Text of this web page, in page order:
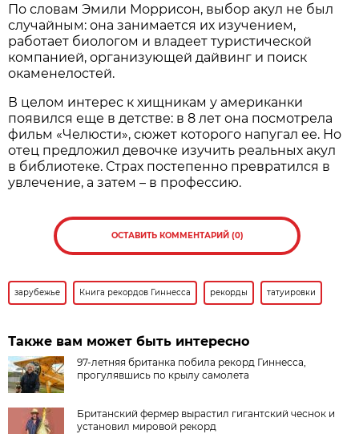
По словам Эмили Моррисон, выбор акул не был
случайным: она занимается их изучением,
работает биологом и владеет туристической
компанией, организующей дайвинг и поиск
окаменелостей.
В целом интерес к хищникам у американки
появился еще в детстве: в 8 лет она посмотрела
фильм «Челюсти», сюжет которого напугал ее. Но
отец предложил девочке изучить реальных акул
в библиотеке. Страх постепенно превратился в
увлечение, а затем – в профессию.
ОСТАВИТЬ КОММЕНТАРИЙ (0)
зарубежье Книга рекордов Гиннесса рекорды татуировки
Также вам может быть интересно
97-летняя британка побила рекорд Гиннесса,
прогулявшись по крылу самолета
Британский фермер вырастил гигантский чеснок и
установил мировой рекорд